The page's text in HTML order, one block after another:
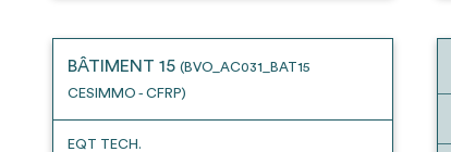
BÂTIMENT 15 (BVO_AC031_BAT15
CESIMMO - CFRP)
EQT TECH.